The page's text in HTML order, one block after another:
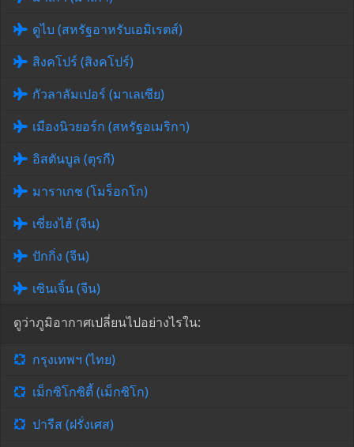
ดูไบ (สหรัฐอาหรับเอมิเรตส์)
สิงคโปร์ (สิงคโปร์)
กัวลาลัมเปอร์ (มาเลเซีย)
เมืองนิวยอร์ก (สหรัฐอเมริกา)
อิสตันบูล (ตุรกี)
มาราเกช (โมร็อกโก)
เซี่ยงไฮ้ (จีน)
ปักกิ่ง (จีน)
เซินเจิ้น (จีน)
ดูว่าภูมิอากาศเปลี่ยนไปอย่างไรใน:
กรุงเทพฯ (ไทย)
เม็กซิโกซิตี้ (เม็กซิโก)
ปารีส (ฝรั่งเศส)